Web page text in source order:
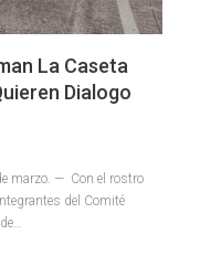
La Caseta
Dialogo
marzo. — Con el rostro
del Comité
…